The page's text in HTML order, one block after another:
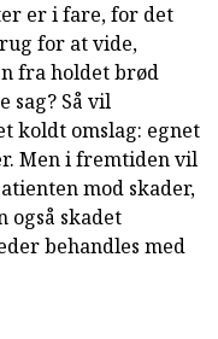
er i fare, for det
for at vide,
fra holdet brød
sag? Så vil
koldt omslag: egnet
Men i fremtiden vil
mod skader,
også skadet
behandles med